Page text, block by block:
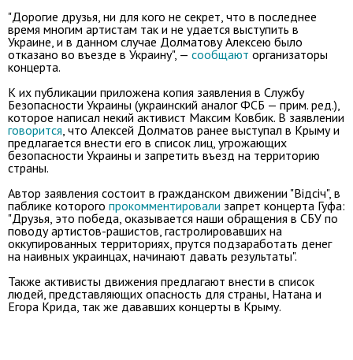
"Дорогие друзья, ни для кого не секрет, что в последнее
время многим артистам так и не удается выступить в
Украине, и в данном случае Долматову Алексею было
отказано во въезде в Украину", — сообщают организаторы
концерта.
К их публикации приложена копия заявления в Службу
Безопасности Украины (украинский аналог ФСБ — прим. ред.),
которое написал некий активист Максим Ковбик. В заявлении
говорится , что Алексей Долматов ранее выступал в Крыму и
предлагается внести его в список лиц, угрожающих
безопасности Украины и запретить въезд на территорию
страны.
Автор заявления состоит в гражданском движении "Відсіч", в
паблике которого прокомментировали запрет концерта Гуфа:
"Друзья, это победа, оказывается наши обращения в СБУ по
поводу артистов-рашистов, гастролировавших на
оккупированных территориях, прутся подзаработать денег
на наивных украинцах, начинают давать результаты".
Также активисты движения предлагают внести в список
людей, представляющих опасность для страны, Натана и
Егора Крида, так же дававших концерты в Крыму.